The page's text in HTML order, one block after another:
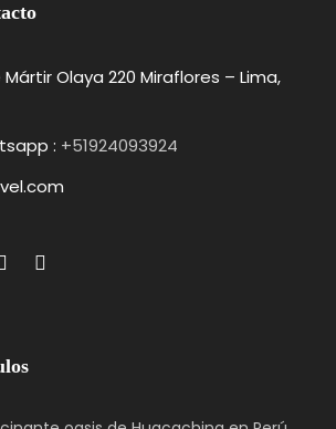
Olaya 220 Miraflores – Lima,
: +51924093924